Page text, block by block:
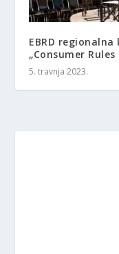
EBRD
„Consumer
5. travnja 2023.